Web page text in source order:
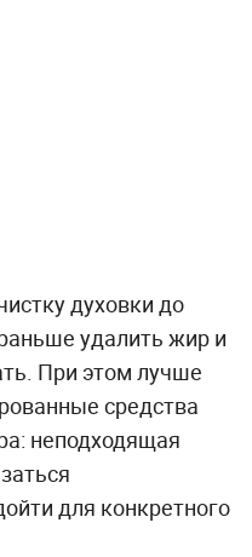
духовки до
удалить жир и
При этом лучше
средства
неподходящая
для конкретного